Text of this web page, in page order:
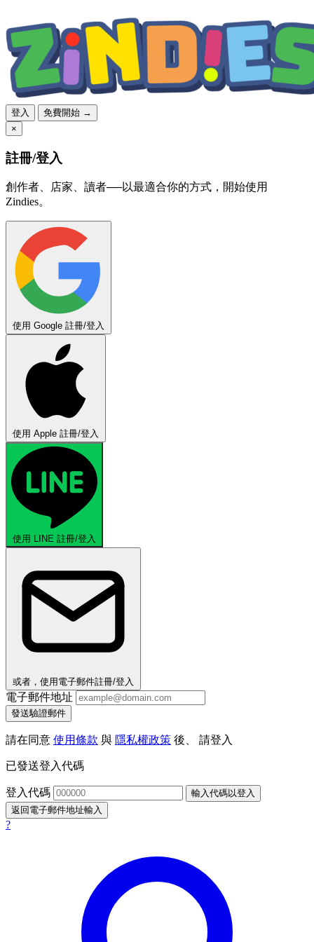
登入
免費開始 →
×
註冊/登入
創作者、店家、讀者──以最適合你的方式，開始使用
Zindies。
使用 Google 註冊/登入
使用 Apple 註冊/登入
使用 LINE 註冊/登入
或者，使用電子郵件註冊/登入
電子郵件地址
發送驗證郵件
請在同意 使用條款 與 隱私權政策 後、 請登入
已發送登入代碼
登入代碼
輸入代碼以登入
返回電子郵件地址輸入
?